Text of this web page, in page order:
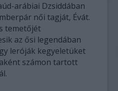
arábiai Dzsiddában
női tagját, Évát.
temetőjét
az ősi legendában
leróják kegyeletüket
számon tartott